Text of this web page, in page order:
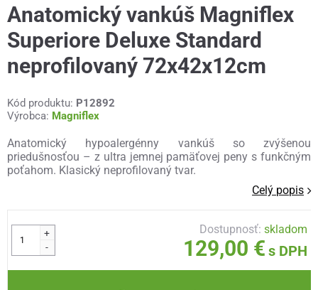
Anatomický vankúš Magniflex
Superiore Deluxe Standard
neprofilovaný 72x42x12cm
Kód produktu: P12892
Výrobca: Magniflex
Anatomický hypoalergénny vankúš so zvýšenou
priedušnosťou – z ultra jemnej pamäťovej peny s funkčným
poťahom. Klasický neprofilovaný tvar.
Celý popis
+
-
Dostupnosť:skladom
129,00 € s DPH